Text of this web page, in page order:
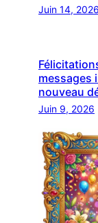
Juin 14, 2026
messages
nouveau
Juin 9, 2026